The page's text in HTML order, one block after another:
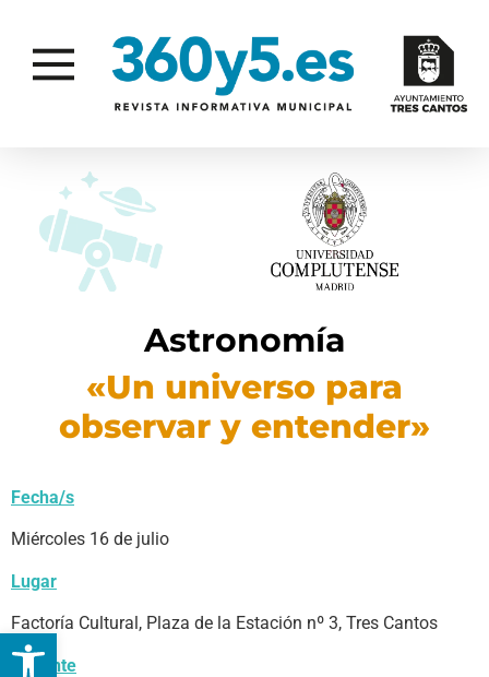
Abrir barra de herramientas
Astronomía
«Un universo para
observar y entender»
Fecha/s
Miércoles 16 de julio
Lugar
Factoría Cultural, Plaza de la Estación nº 3, Tres Cantos
Ponente